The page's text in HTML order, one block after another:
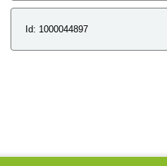
Id: 1000044897